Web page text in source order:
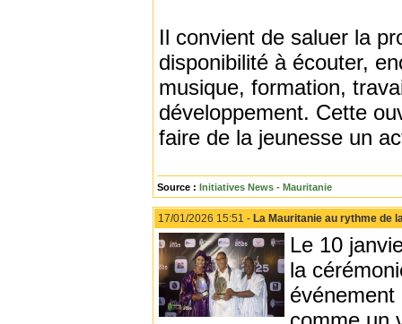
Il convient de saluer la
disponibilité à écouter,
musique, formation,
développement. Cette
faire de la jeunesse un
Source : Initiatives News - Mauritanie
17/01/2026 15:51 - La Mauritanie au rythme de
Le 10
la